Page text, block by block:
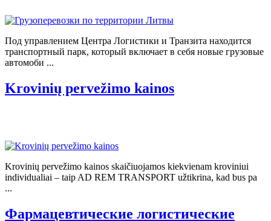
Под управлением Центра Логистики и Транзита находится
транспортный парк, который включает в себя новые грузовые
автомоби ...
Krovinių pervežimo kainos
Krovinių pervežimo kainos skaičiuojamos kiekvienam kroviniui
individualiai – taip AD REM TRANSPORT užtikrina, kad bus pa
...
Фармацевтические логистические